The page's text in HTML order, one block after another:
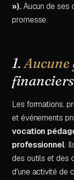
»).Aucun de ses
promesse.
1.
financiers
Les formations,
et événements
vocation
professionnel.
des outils et des
d'une activité de